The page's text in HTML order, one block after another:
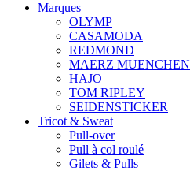
Marques
OLYMP
CASAMODA
REDMOND
MAERZ MUENCHEN
HAJO
TOM RIPLEY
SEIDENSTICKER
Tricot & Sweat
Pull-over
Pull à col roulé
Gilets & Pulls